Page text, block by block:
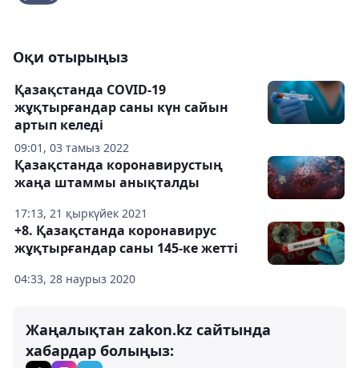
Оқи отырыңыз
09:01, 03 тамыз 2022
Қазақстанда COVID-19
жұқтырғандар саны күн сайын
артып келеді
17:13, 21 қыркүйек 2021
Қазақстанда коронавирустың
жаңа штаммы анықталды
04:33, 28 наурыз 2020
+8. Қазақстанда коронавирус
жұқтырғандар саны 145-ке жетті
Жаңалықтан zakon.kz сайтында
хабардар болыңыз: